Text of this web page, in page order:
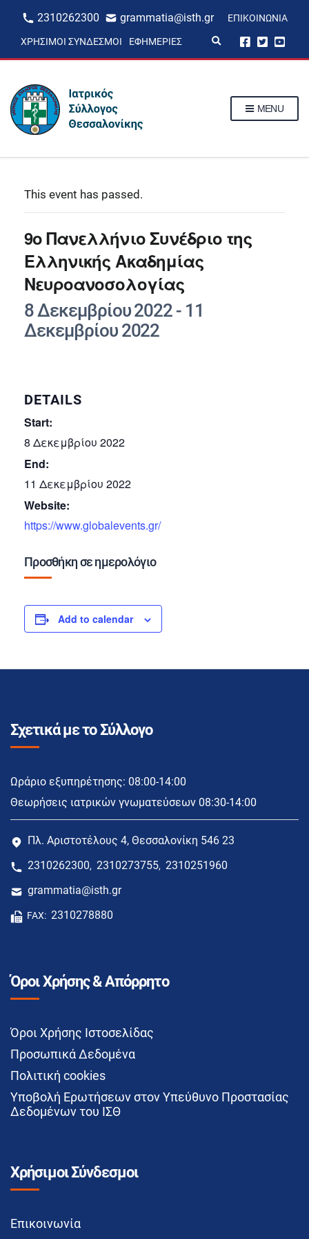
2310262300 grammatia@isth.gr ΕΠΙΚΟΙΝΩΝΊΑ
ΧΡΉΣΙΜΟΙ ΣΎΝΔΕΣΜΟΙ ΕΦΗΜΕΡΊΕΣ
p
MENU
This event has passed.
9ο Πανελλήνιο Συνέδριο της
Ελληνικής Ακαδημίας
Νευροανοσολογίας
8 Δεκεμβρίου 2022 - 11
Δεκεμβρίου 2022
DETAILS
Start:
8 Δεκεμβρίου 2022
End:
11 Δεκεμβρίου 2022
Website:
https://www.globalevents.gr/
Προσθήκη σε ημερολόγιο
Add to calendar
Σχετικά με το Σύλλογο
Ωράριο εξυπηρέτησης: 08:00-14:00
Θεωρήσεις ιατρικών γνωματεύσεων 08:30-14:00
Πλ. Αριστοτέλους 4, Θεσσαλονίκη 546 23
2310262300, 2310273755, 2310251960
grammatia@isth.gr
FAX: 2310278880
Όροι Χρήσης & Απόρρητο
Όροι Χρήσης Ιστοσελίδας
Προσωπικά Δεδομένα
Πολιτική cookies
Υποβολή Ερωτήσεων στον Υπεύθυνο Προστασίας
Δεδομένων του ΙΣΘ
Χρήσιμοι Σύνδεσμοι
Επικοινωνία